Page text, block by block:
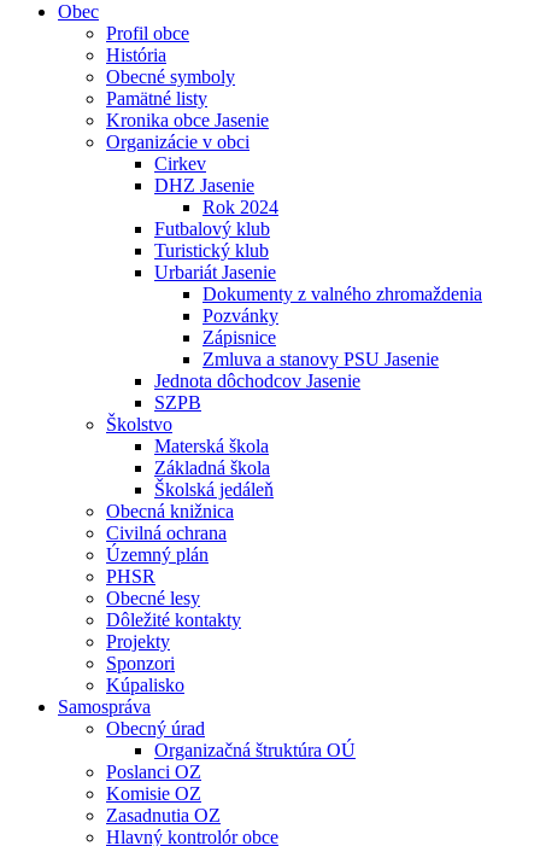
Obec
Profil obce
História
Obecné symboly
Pamätné listy
Kronika obce Jasenie
Organizácie v obci
Cirkev
DHZ Jasenie
Rok 2024
Futbalový klub
Turistický klub
Urbariát Jasenie
Dokumenty z valného zhromaždenia
Pozvánky
Zápisnice
Zmluva a stanovy PSU Jasenie
Jednota dôchodcov Jasenie
SZPB
Školstvo
Materská škola
Základná škola
Školská jedáleň
Obecná knižnica
Civilná ochrana
Územný plán
PHSR
Obecné lesy
Dôležité kontakty
Projekty
Sponzori
Kúpalisko
Samospráva
Obecný úrad
Organizačná štruktúra OÚ
Poslanci OZ
Komisie OZ
Zasadnutia OZ
Hlavný kontrolór obce